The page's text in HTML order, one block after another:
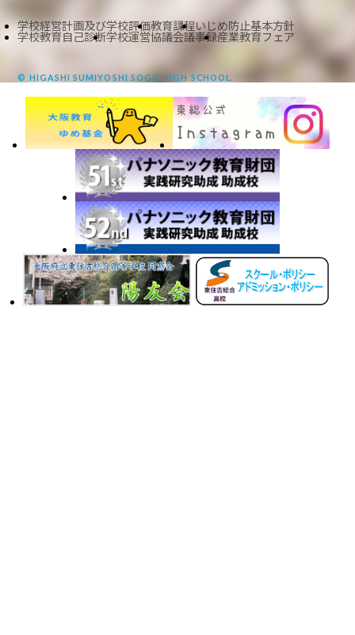
学校経営計画及び学校評価教育課程いじめ防止基本方針
学校教育自己診断学校運営協議会議事録産業教育フェア
© HIGASHI SUMIYOSHI SOGO HIGH SCHOOL.